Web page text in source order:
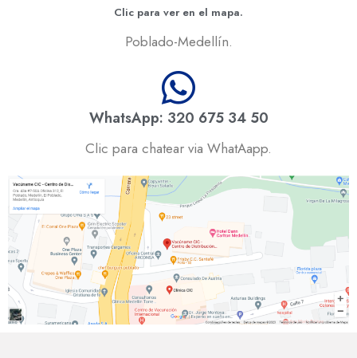
Clic para ver en el mapa.
Poblado-Medellín.
WhatsApp: 320 675 34 50
Clic para chatear via WhatAapp.